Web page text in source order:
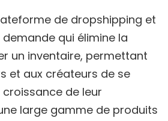
de dropshipping et
demande qui élimine la
un inventaire, permettant
et aux créateurs de se
de leur
large gamme de produits